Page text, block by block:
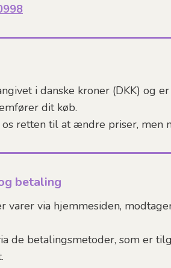
i danske kroner (DKK) og
dit køb.
retten til at ændre priser, men
betaling
varer via hjemmesiden,
de betalingsmetoder, som er